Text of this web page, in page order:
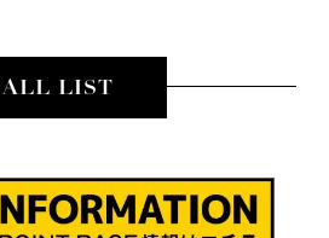
ALL LIST